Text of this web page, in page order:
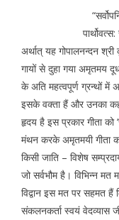
अर्थात् यह गोपालनन्दन
गायों से दुहा गया अमृतमय
के अति महत्वपूर्ण ग्रन्थों में
इसके वक्ता हैं और उनका
हृदय है इस प्रकार गीता को
मंथन करके अमृतमयी गीता
किसी जाति – विशेष
जो सर्वभौम है। विभिन्न मत
विद्वान इस मत पर सहमत
संकलनकर्ता स्वयं वेदव्यास